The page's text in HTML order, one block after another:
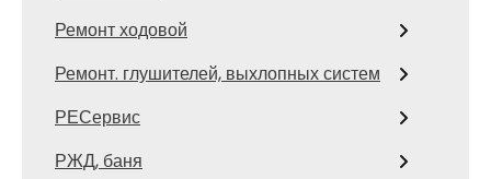
Ремонт ходовой
Ремонт. глушителей, выхлопных систем
РЕСервис
РЖД, баня